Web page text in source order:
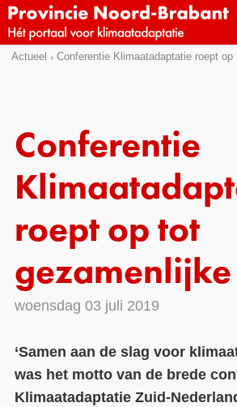
Sla
naar
menu
naar
pagina
inhoud
Actueel Conferentie Klimaatadaptatie roept
Conferentie
roept op tot
gezamenlijke
woensdag 03 juli 2019
‘Samen aan de slag voor
was het motto van de brede
Klimaatadaptatie Zuid-
Actueel
Hulpmiddelen
Voorbeelden
Subsidies
Monitoring
Contact